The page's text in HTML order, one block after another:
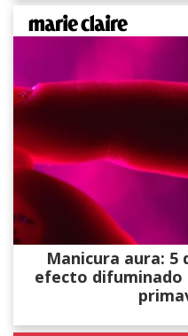
Manicura aura: 5
efecto difuminado